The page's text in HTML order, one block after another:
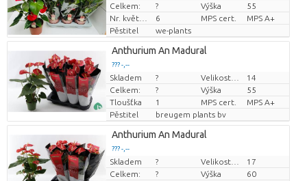
Celkem:
? Výška
55
Nr. květináč
6 MPS cert.
MPS A+
Pěstitel
we-plants
Anthurium An Madural
??? -,--
Cena za kus
Skladem ?
14
Celkem:
? Výška
55
Tloušťka
1 MPS cert.
MPS A+
Pěstitel
breugem plants bv
Anthurium An Madural
??? -,--
Cena za kus
Skladem ?
17
Celkem:
? Výška
60